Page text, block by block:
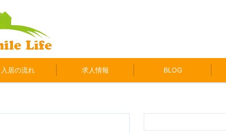
入居の流れ 求人情報 BLOG